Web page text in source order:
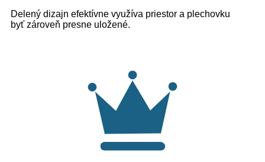
Delený dizajn efektívne využíva priestor a plechovku
byť zároveň presne uložené.